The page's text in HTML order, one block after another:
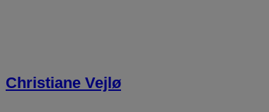
Christiane Vejlø